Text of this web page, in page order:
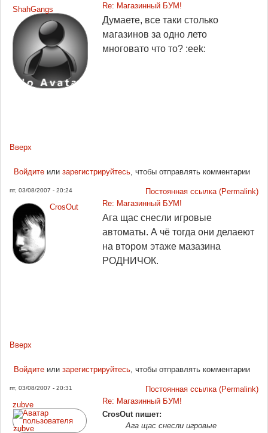
ShahGangs
Re: Магазинный БУМ!
Думаете, все таки столько
магазинов за одно лето
многовато что то? :eek:
Вверх
Войдитеили зарегистрируйтесь, чтобы отправлять комментарии
пт, 03/08/2007 - 20:24
Постоянная ссылка (Permalink)
CrosOut
Re: Магазинный БУМ!
Ага щас снесли игровые
автоматы. А чё тогда они делаеют
на втором этаже мазазина
РОДНИЧОК.
Вверх
Войдитеили зарегистрируйтесь, чтобы отправлять комментарии
пт, 03/08/2007 - 20:31
Постоянная ссылка (Permalink)
zubve
Re: Магазинный БУМ!
CrosOut пишет:
Ага щас снесли игровые